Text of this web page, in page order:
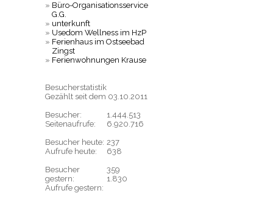
» Büro-Organisationsservice
G.G.
» unterkunft
» Usedom Wellness im HzP
» Ferienhaus im Ostseebad
Zingst
» Ferienwohnungen Krause
Besucherstatistik
Gezählt seit dem 03.10.2011
Besucher:
Seitenaufrufe:
Besucher heute:
Aufrufe heute:
Besucher
gestern:
Aufrufe gestern:
1.444.513
6.920.716
237
638
359
1.830